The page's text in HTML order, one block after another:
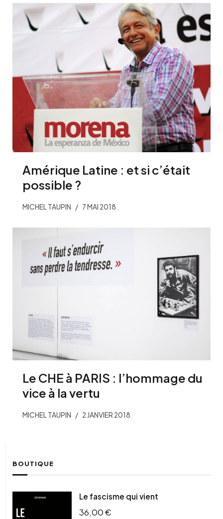
Amérique Latine : et si c’était
possible ?
MICHEL TAUPIN 7 MAI 2018
Le CHE à PARIS : l’hommage du
vice à la vertu
MICHEL TAUPIN 2 JANVIER 2018
BOUTIQUE
Le fascisme qui vient
36,00€